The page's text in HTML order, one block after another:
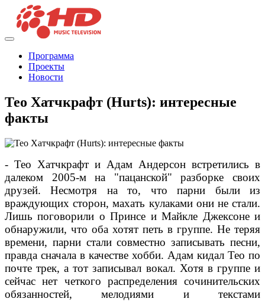
Программа
Проекты
Новости
Тео Хатчкрафт (Hurts): интересные
факты
- Тео Хатчкрафт и Адам Андерсон встретились в
далеком 2005-м на "пацанской" разборке своих
друзей. Несмотря на то, что парни были из
враждующих сторон, махать кулаками они не стали.
Лишь поговорили о Принсе и Майкле Джексоне и
обнаружили, что оба хотят петь в группе. Не теряя
времени, парни стали совместно записывать песни,
правда сначала в качестве хобби. Адам кидал Тео по
почте трек, а тот записывал вокал. Хотя в группе и
сейчас нет четкого распределения сочинительских
обязанностей, мелодиями и текстами